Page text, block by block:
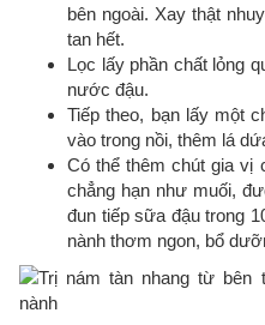
bên ngoài. Xay thật
tan hết.
Lọc lấy phần chất lỏng
nước đậu.
Tiếp theo, bạn lấy một
vào trong nồi, thêm lá
Có thể thêm chút gia vị
chẳng hạn như muối,
đun tiếp sữa đậu trong
nành thơm ngon, bổ